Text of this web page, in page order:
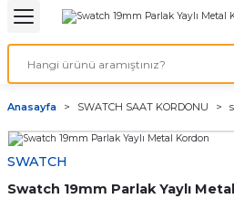
Geri Dön
& ELEKTİRİK
Geri Dön
ve Cihaz Pilleri
ÇEŞİTLERİ
Geri Dön
Geri Dön
Kordon Çeşitleri
Kordonları
Anasayfa SWATCH SAAT KORDONU
SWATCH
Swatch 19mm Parlak Yaylı